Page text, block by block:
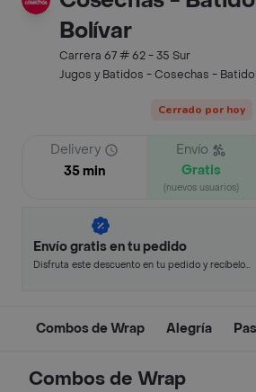
Bolívar
Carrera 67 # 62 - 35 Sur
Jugos y Batidos - Cosechas -
Cerrado por hoy
Delivery
35 min
Envío
Gratis
(nuevos usuarios)
Envío gratis en tu pedido
Disfruta este descuento en tu pedido y recíbelo
Combos de Wrap Alegría
Combos de Wrap